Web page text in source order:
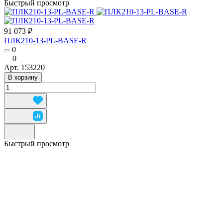
Быстрый просмотр
91 073 ₽
ПЛК210-13-PL-BASE-R
0
0
Арт. 153220
В корзину
Быстрый просмотр